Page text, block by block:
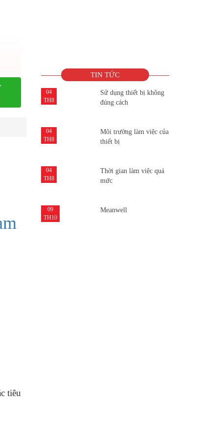
tiêu
TIN TỨC
04
TH8
Sử dụng thiết bị không
đúng cách
04
TH8
Môi trường làm việc của
thiết bị
04
TH8
Thời gian làm việc quá
mức
09
TH10
Meanwell